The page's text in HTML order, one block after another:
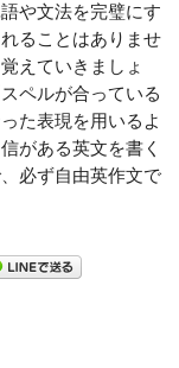
や文法を完璧にす
ることはありませ
えていきましょ
ペルが合っている
た表現を用いるよ
がある英文を書く
必ず自由英作文で